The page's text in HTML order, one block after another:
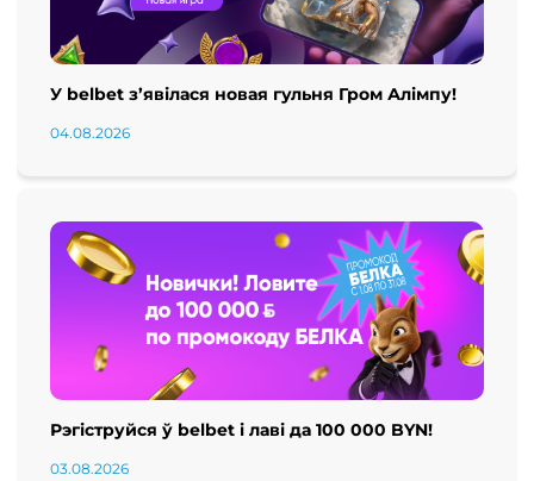
У belbet з’явілася новая гульня Гром Алімпу!
04.08.2026
Рэгіструйся ў belbet і лаві да 100 000 BYN!
03.08.2026